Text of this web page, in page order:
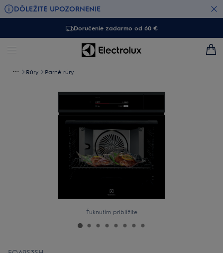
DÔLEŽITÉ UPOZORNENIE
Doručenie zadarmo od 60 €
Rúry Parné rúry
Ťuknutím priblížite